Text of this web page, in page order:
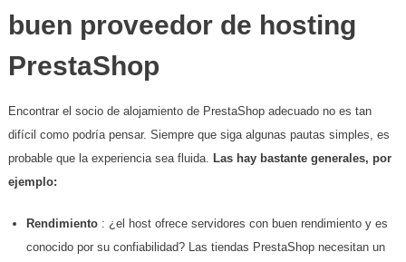
buen proveedor de hosting
PrestaShop
Encontrar el socio de alojamiento de PrestaShop adecuado no es tan
difícil como podría pensar. Siempre que siga algunas pautas simples, es
probable que la experiencia sea fluida. Las hay bastante generales, por
ejemplo:
Rendimiento: ¿el host ofrece servidores con buen rendimiento y es
conocido por su confiabilidad? Las tiendas PrestaShop necesitan un